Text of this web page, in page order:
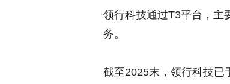
领行科技通过T3平台，主
务。
截至2025末，领行科技已